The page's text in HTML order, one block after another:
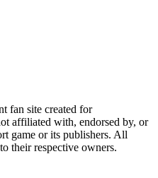
fan site created for
affiliated with, endorsed by, or
game or its publishers. All
their respective owners.